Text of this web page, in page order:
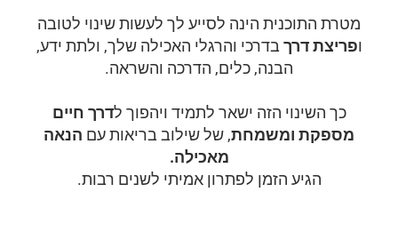
מטרת התוכנית הינה לסייע לך לעשות שינוי לטובה
ופריצת דרךבדרכי והרגלי האכילה שלך, ולתת ידע,
הבנה, כלים, הדרכה והשראה.
כך השינוי הזה ישאר לתמיד ויהפוך לדרך חיים
מספקת ומשמחת, של שילוב בריאות עם הנאה
מאכילה.
הגיע הזמן לפתרון אמיתי לשנים רבות.